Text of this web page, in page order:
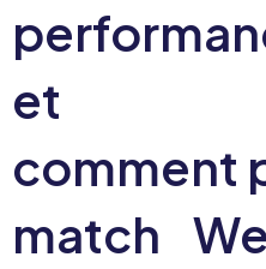
et
comment
match